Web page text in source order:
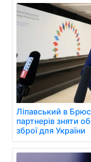
Ліпавський в
партнерів зняти
зброї для України